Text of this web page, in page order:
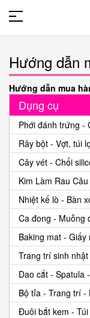
Hướng dẫn
Hướng dẫn mua
Dụng cụ
Phới đánh trứng -
Rây bột - Vợt, túi
Cây vét - Chổi
Kim Làm Rau
Nhiệt kế lò - Bàn
Ca đong - Muỗng
Baking mat -
Trang trí sinh nhật
Dao cắt - Spatula
Bộ tỉa - Trang trí -
Đuôi bắt kem -